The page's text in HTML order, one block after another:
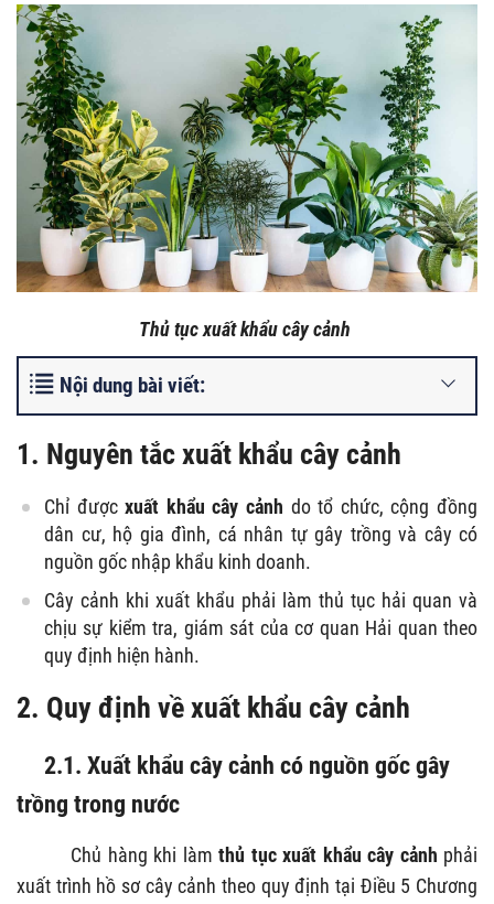
Thủ tục xuất khẩu cây cảnh
Nội dung bài viết:
1. Nguyên tắc xuất khẩu cây cảnh
Chỉ đượcxuất khẩu cây cảnh do tổ chức, cộng đồng
dân cư, hộ gia đình, cá nhân tự gây trồng và cây có
nguồn gốc nhập khẩu kinh doanh.
Cây cảnh khi xuất khẩu phải làm thủ tục hải quan và
chịu sự kiểm tra, giám sát của cơ quan Hải quan theo
quy định hiện hành.
2. Quy định về xuất khẩu cây cảnh
2.1. Xuất khẩu cây cảnh có nguồn gốc gây
trồng trong nước
Chủ hàng khi làmthủ tục xuất khẩu cây cảnh phải
xuất trình hồ sơ cây cảnh theo quy định tại Điều 5 Chương